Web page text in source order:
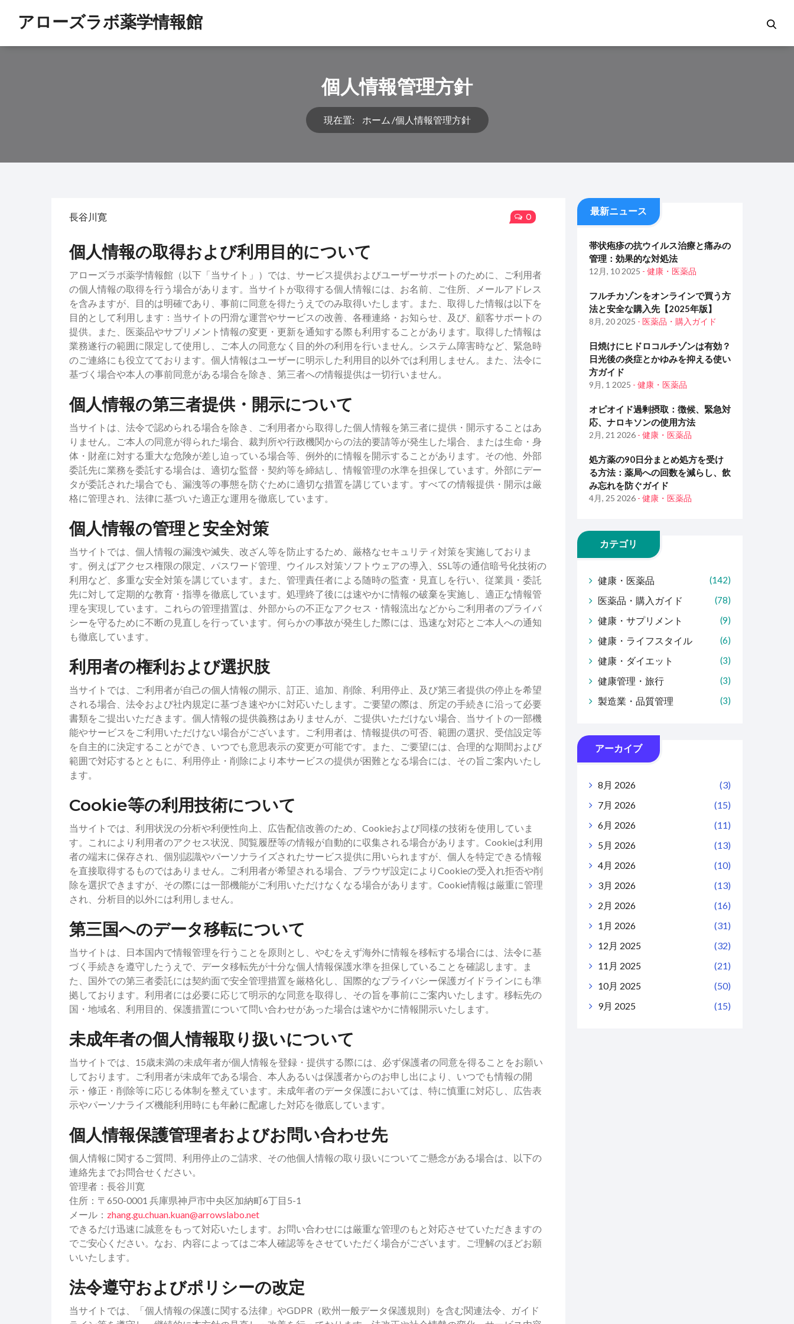
アローズラボ薬学情報館
個人情報管理方針
現在置: ホーム 個人情報管理方針
長谷川寛 0
個人情報の取得および利用目的について
アローズラボ薬学情報館（以下「当サイト」）では、サービス提供およびユーザーサポートのために、ご利用者
の個人情報の取得を行う場合があります。当サイトが取得する個人情報には、お名前、ご住所、メールアドレス
を含みますが、目的は明確であり、事前に同意を得たうえでのみ取得いたします。また、取得した情報は以下を
目的として利用します：当サイトの円滑な運営やサービスの改善、各種連絡・お知らせ、及び、顧客サポートの
提供。また、医薬品やサプリメント情報の変更・更新を通知する際も利用することがあります。取得した情報は
業務遂行の範囲に限定して使用し、ご本人の同意なく目的外の利用を行いません。システム障害時など、緊急時
のご連絡にも役立てております。個人情報はユーザーに明示した利用目的以外では利用しません。また、法令に
基づく場合や本人の事前同意がある場合を除き、第三者への情報提供は一切行いません。
個人情報の第三者提供・開示について
当サイトは、法令で認められる場合を除き、ご利用者から取得した個人情報を第三者に提供・開示することはあ
りません。ご本人の同意が得られた場合、裁判所や行政機関からの法的要請等が発生した場合、または生命・身
体・財産に対する重大な危険が差し迫っている場合等、例外的に情報を開示することがあります。その他、外部
委託先に業務を委託する場合は、適切な監督・契約等を締結し、情報管理の水準を担保しています。外部にデー
タが委託された場合でも、漏洩等の事態を防ぐために適切な措置を講じています。すべての情報提供・開示は厳
格に管理され、法律に基づいた適正な運用を徹底しています。
個人情報の管理と安全対策
当サイトでは、個人情報の漏洩や滅失、改ざん等を防止するため、厳格なセキュリティ対策を実施しておりま
す。例えばアクセス権限の限定、パスワード管理、ウイルス対策ソフトウェアの導入、SSL等の通信暗号化技術の
利用など、多重な安全対策を講じています。また、管理責任者による随時の監査・見直しを行い、従業員・委託
先に対して定期的な教育・指導を徹底しています。処理終了後には速やかに情報の破棄を実施し、適正な情報管
理を実現しています。これらの管理措置は、外部からの不正なアクセス・情報流出などからご利用者のプライバ
シーを守るために不断の見直しを行っています。何らかの事故が発生した際には、迅速な対応とご本人への通知
も徹底しています。
利用者の権利および選択肢
当サイトでは、ご利用者が自己の個人情報の開示、訂正、追加、削除、利用停止、及び第三者提供の停止を希望
される場合、法令および社内規定に基づき速やかに対応いたします。ご要望の際は、所定の手続きに沿って必要
書類をご提出いただきます。個人情報の提供義務はありませんが、ご提供いただけない場合、当サイトの一部機
能やサービスをご利用いただけない場合がございます。ご利用者は、情報提供の可否、範囲の選択、受信設定等
を自主的に決定することができ、いつでも意思表示の変更が可能です。また、ご要望には、合理的な期間および
範囲で対応するとともに、利用停止・削除により本サービスの提供が困難となる場合には、その旨ご案内いたし
ます。
Cookie等の利用技術について
当サイトでは、利用状況の分析や利便性向上、広告配信改善のため、Cookieおよび同様の技術を使用していま
す。これにより利用者のアクセス状況、閲覧履歴等の情報が自動的に収集される場合があります。Cookieは利用
者の端末に保存され、個別認識やパーソナライズされたサービス提供に用いられますが、個人を特定できる情報
を直接取得するものではありません。ご利用者が希望される場合、ブラウザ設定によりCookieの受入れ拒否や削
除を選択できますが、その際には一部機能がご利用いただけなくなる場合があります。Cookie情報は厳重に管理
され、分析目的以外には利用しません。
第三国へのデータ移転について
当サイトは、日本国内で情報管理を行うことを原則とし、やむをえず海外に情報を移転する場合には、法令に基
づく手続きを遵守したうえで、データ移転先が十分な個人情報保護水準を担保していることを確認します。ま
た、国外での第三者委託には契約面で安全管理措置を厳格化し、国際的なプライバシー保護ガイドラインにも準
拠しております。利用者には必要に応じて明示的な同意を取得し、その旨を事前にご案内いたします。移転先の
国・地域名、利用目的、保護措置について問い合わせがあった場合は速やかに情報開示いたします。
未成年者の個人情報取り扱いについて
当サイトでは、15歳未満の未成年者が個人情報を登録・提供する際には、必ず保護者の同意を得ることをお願い
しております。ご利用者が未成年である場合、本人あるいは保護者からのお申し出により、いつでも情報の開
示・修正・削除等に応じる体制を整えています。未成年者のデータ保護においては、特に慎重に対応し、広告表
示やパーソナライズ機能利用時にも年齢に配慮した対応を徹底しています。
個人情報保護管理者およびお問い合わせ先
個人情報に関するご質問、利用停止のご請求、その他個人情報の取り扱いについてご懸念がある場合は、以下の
連絡先までお問合せください。
管理者：長谷川寛
住所：〒650-0001 兵庫県神戸市中央区加納町6丁目5-1
メール： zhang.gu.chuan.kuan@arrowslabo.net
できるだけ迅速に誠意をもって対応いたします。お問い合わせには厳重な管理のもと対応させていただきますの
でご安心ください。なお、内容によってはご本人確認等をさせていただく場合がございます。ご理解のほどお願
いいたします。
法令遵守およびポリシーの改定
当サイトでは、「個人情報の保護に関する法律」やGDPR（欧州一般データ保護規則）を含む関連法令、ガイド
最新ニュース
帯状疱疹の抗ウイルス治療と痛みの
管理：効果的な対処法
12月, 10 2025 - 健康・医薬品
フルチカゾンをオンラインで買う方
法と安全な購入先【2025年版】
8月, 20 2025 - 医薬品・購入ガイド
日焼けにヒドロコルチゾンは有効？
日光後の炎症とかゆみを抑える使い
方ガイド
9月, 1 2025 - 健康・医薬品
オピオイド過剰摂取：徴候、緊急対
応、ナロキソンの使用方法
2月, 21 2026 - 健康・医薬品
処方薬の90日分まとめ処方を受け
る方法：薬局への回数を減らし、飲
み忘れを防ぐガイド
4月, 25 2026 - 健康・医薬品
カテゴリ
健康・医薬品 (142)
医薬品・購入ガイド (78)
健康・サプリメント (9)
健康・ライフスタイル (6)
健康・ダイエット (3)
健康管理・旅行 (3)
製造業・品質管理 (3)
アーカイブ
8月 2026
(3)
7月 2026
(15)
6月 2026
(11)
5月 2026
(13)
4月 2026
(10)
3月 2026
(13)
2月 2026
(16)
1月 2026
(31)
12月 2025
(32)
11月 2025
(21)
10月 2025
(50)
9月 2025
(15)